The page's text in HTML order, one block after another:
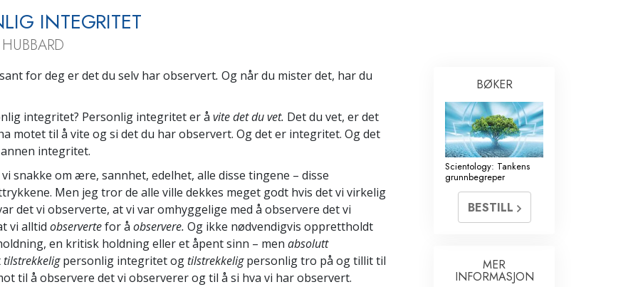
INTEGRITET
for deg er det du selv har observert. Og når du mister det, har du
integritet? Personlig integritet er å vite det du vet. Det du vet, er det
motet til å vite og si det du har observert. Og det er integritet. Og det
integritet.
snakke om ære, sannhet, edelhet, alle disse tingene – disse
Men jeg tror de alle ville dekkes meget godt hvis det vi virkelig
det vi observerte, at vi var omhyggelige med å observere det vi
vi alltid observertefor å observere. Og ikke nødvendigvis opprettholdt
en kritisk holdning eller et åpent sinn – men absolutt
tilstrekkeligpersonlig integritet ogtilstrekkeligpersonlig tro på og tillit til
til å observere det vi observerer og til å si hva vi har observert.
BØKER
Scientology: Tankens
grunnbegreper
BESTILL
MER
INFORMASJON